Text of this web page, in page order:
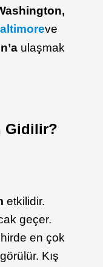
ve
ulaşmak
Gidilir?
etkilidir.
geçer.
en çok
Kış